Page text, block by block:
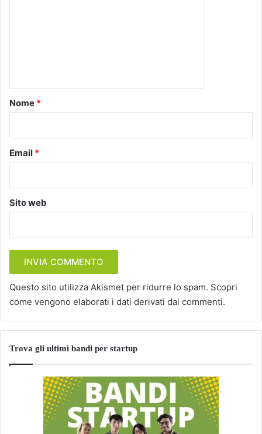
o
Nome *
Email *
Sito web
Questo sito utilizza Akismet per ridurre lo spam. Scopri
come vengono elaborati i dati derivati dai commenti.
Trova gli ultimi bandi per startup